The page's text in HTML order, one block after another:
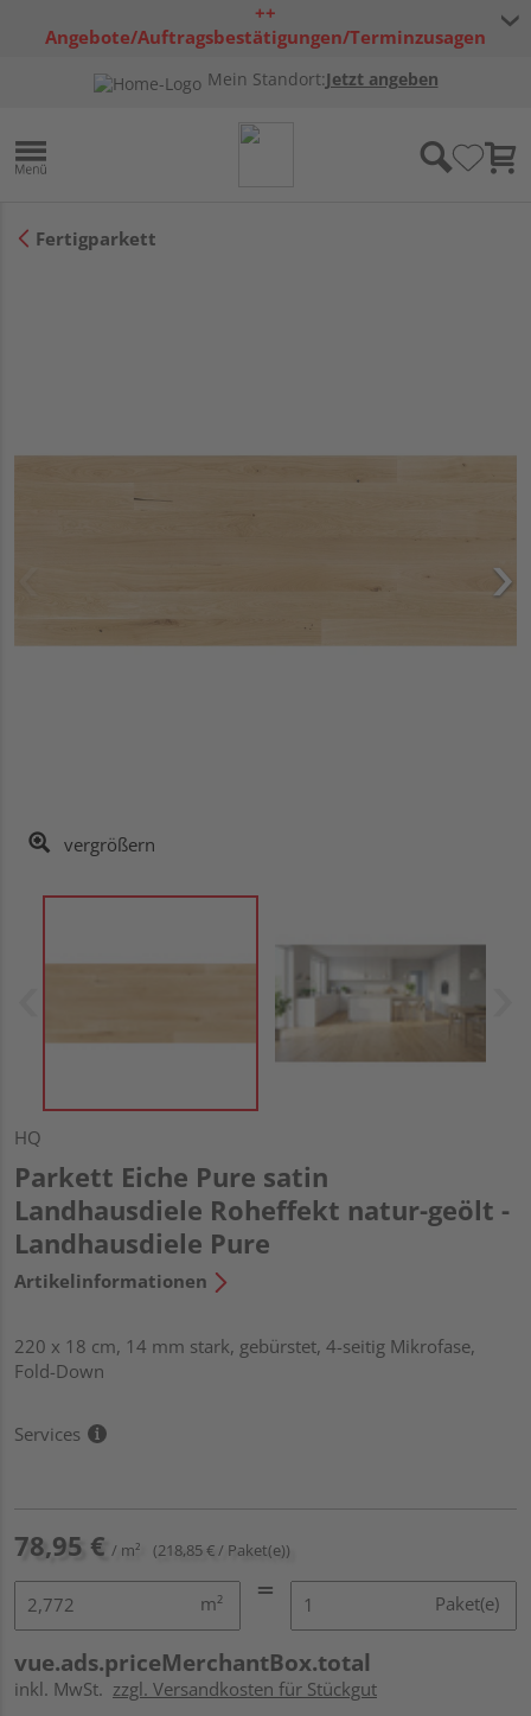
++
Angebote/Auftragsbestätigungen/Terminzusagen
Mein Standort:Jetzt angeben
Fertigparkett
vergrößern
HQ
Parkett Eiche Pure satin
Landhausdiele Roheffekt natur-geölt -
Landhausdiele Pure
Artikelinformationen
220 x 18 cm, 14 mm stark, gebürstet, 4-seitig Mikrofase,
Fold-Down
Services
78,95 € / m² (218,85 € / Paket(e))
m² Paket(e)
vue.ads.priceMerchantBox.total
inkl. MwSt. zzgl. Versandkosten für Stückgut